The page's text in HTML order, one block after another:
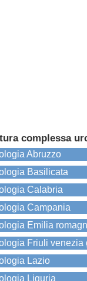
complessa
Abruzzo
Basilicata
Calabria
Campania
Emilia
Friuli venezia
Lazio
Liguria